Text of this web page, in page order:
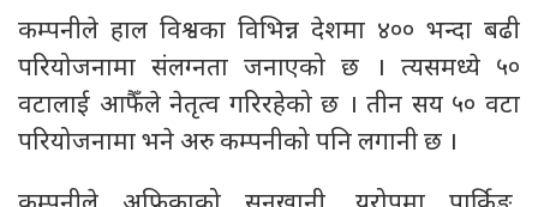
कम्पनीले हाल विश्वका विभिन्न देशमा ४०० भन्दा बढी
परियोजनामा संलग्नता जनाएको छ । त्यसमध्ये ५०
वटालाई आफैँले नेतृत्व गरिरहेको छ । तीन सय ५० वटा
परियोजनामा भने अरु कम्पनीको पनि लगानी छ ।